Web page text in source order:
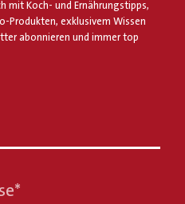
mit Koch- und Ernährungstipps,
Produkten, exklusivem Wissen
abonnieren und immer top
*